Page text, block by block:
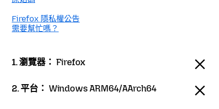
Firefox 隱私權公告
需要幫忙嗎？
1. 瀏覽器： Firefox
2. 平台： Windows ARM64/AArch64